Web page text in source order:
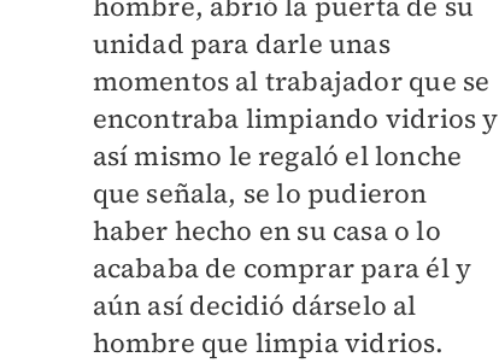
unidad para darle unas
momentos al trabajador que se
encontraba limpiando vidrios y
así mismo le regaló el lonche
que señala, se lo pudieron
haber hecho en su casa o lo
acababa de comprar para él y
aún así decidió dárselo al
hombre que limpia vidrios.